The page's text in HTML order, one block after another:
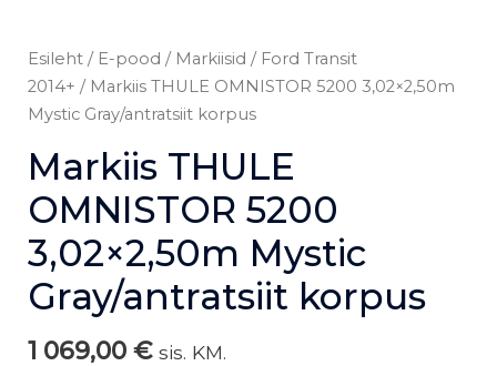
Esileht/ E-pood / Markiisid / Ford Transit
2014+ / Markiis THULE OMNISTOR 5200 3,02×2,50m
Mystic Gray/antratsiit korpus
Markiis THULE
OMNISTOR 5200
3,02×2,50m Mystic
Gray/antratsiit korpus
1 069,00 € sis. KM.